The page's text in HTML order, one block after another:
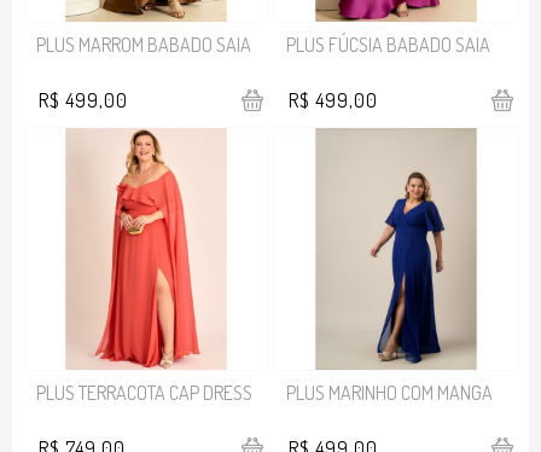
PLUS MARROM BABADO SAIA
R$ 499,00
PLUS FÚCSIA BABADO SAIA
R$ 499,00
PLUS TERRACOTA CAP DRESS PLUS MARINHO COM MANGA